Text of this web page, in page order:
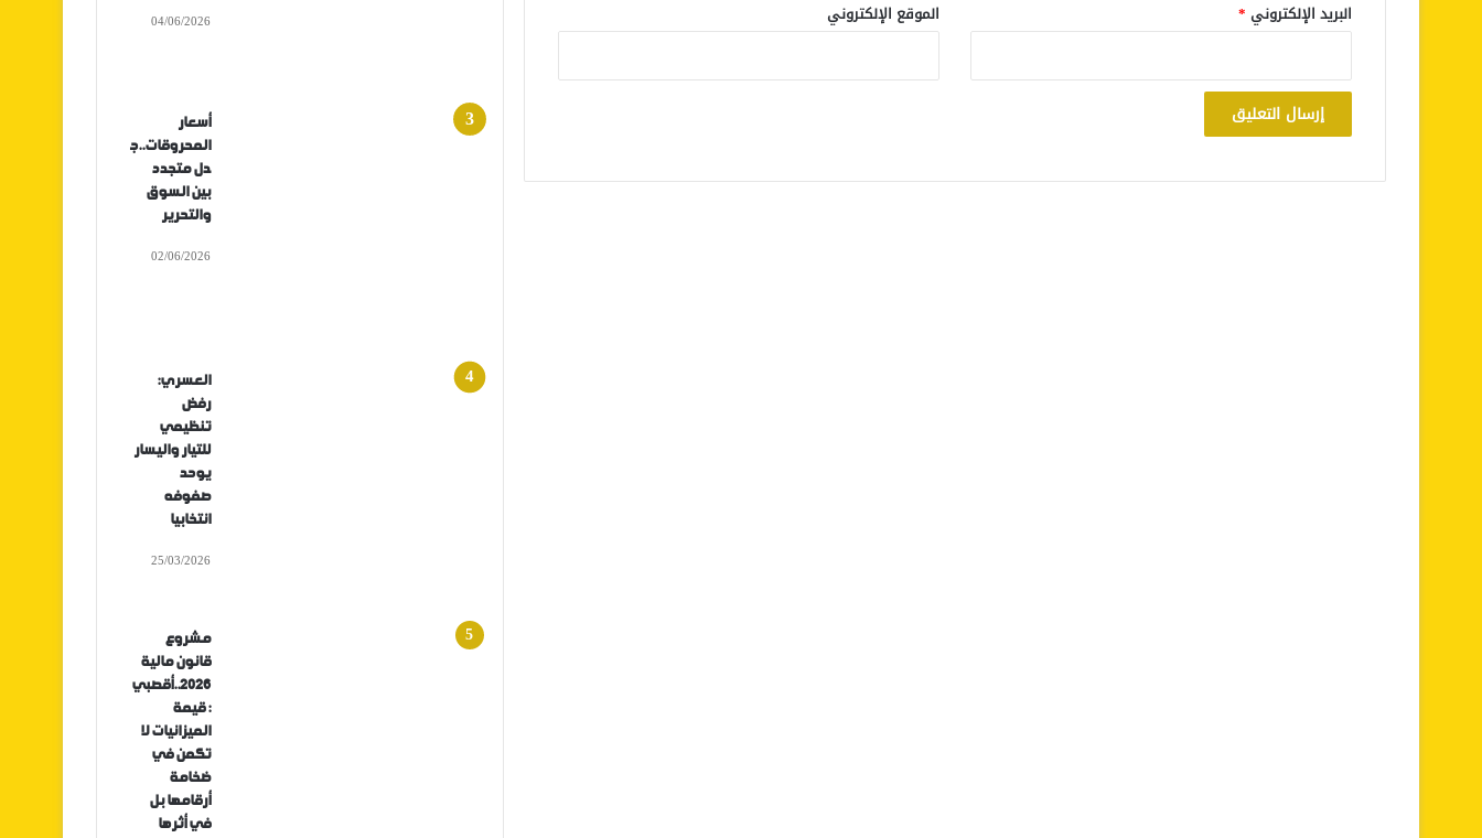
البريد الإلكتروني * الموقع الإلكتروني 04/06/2026
أسعار
المحروقات..ج
دل متجدد
بين السوق
والتحرير
02/06/2026
العسري:
رفض
تنظيمي
للتيار واليسار
يوحد
صفوفه
انتخابيا
25/03/2026
مشروع
قانون مالية
2026..أقصبي
: قيمة
الميزانيات لا
تكمن في
ضخامة
أرقامها بل
في أثرها